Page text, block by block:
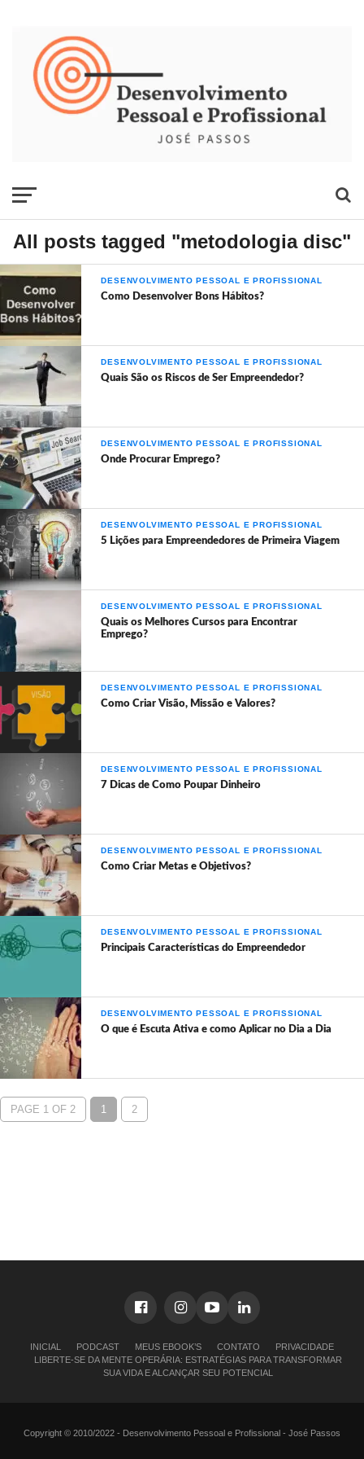
All posts tagged "metodologia disc"
DESENVOLVIMENTO PESSOAL E PROFISSIONAL
Como Desenvolver Bons Hábitos?
DESENVOLVIMENTO PESSOAL E PROFISSIONAL
Quais São os Riscos de Ser Empreendedor?
DESENVOLVIMENTO PESSOAL E PROFISSIONAL
Onde Procurar Emprego?
DESENVOLVIMENTO PESSOAL E PROFISSIONAL
5 Lições para Empreendedores de Primeira Viagem
DESENVOLVIMENTO PESSOAL E PROFISSIONAL
Quais os Melhores Cursos para Encontrar
Emprego?
DESENVOLVIMENTO PESSOAL E PROFISSIONAL
Como Criar Visão, Missão e Valores?
DESENVOLVIMENTO PESSOAL E PROFISSIONAL
7 Dicas de Como Poupar Dinheiro
DESENVOLVIMENTO PESSOAL E PROFISSIONAL
Como Criar Metas e Objetivos?
DESENVOLVIMENTO PESSOAL E PROFISSIONAL
Principais Características do Empreendedor
DESENVOLVIMENTO PESSOAL E PROFISSIONAL
O que é Escuta Ativa e como Aplicar no Dia a Dia
PAGE 1 OF 2 1 2
INICIAL PODCAST MEUS EBOOK’S CONTATO
PRIVACIDADE
LIBERTE-SE DA MENTE OPERÁRIA: ESTRATÉGIAS PARA TRANSFORMAR
SUA VIDA E ALCANÇAR SEU POTENCIAL
Copyright © 2010/2022 - Desenvolvimento Pessoal e Profissional - José Passos